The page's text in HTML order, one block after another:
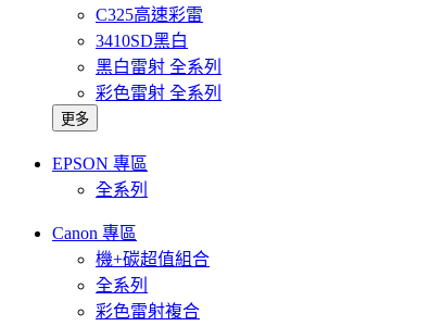
C325高速彩雷
3410SD黑白
黑白雷射 全系列
彩色雷射 全系列
更多
EPSON 專區
全系列
Canon 專區
機+碳超值組合
全系列
彩色雷射複合